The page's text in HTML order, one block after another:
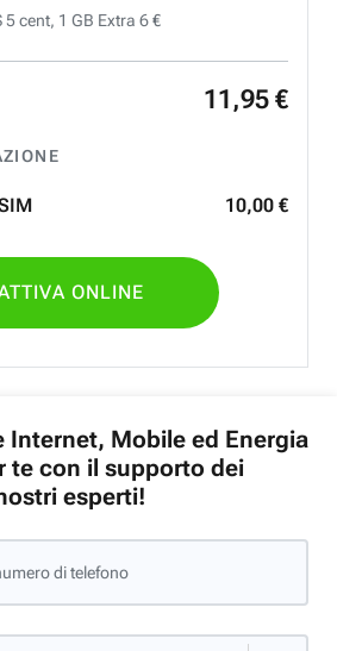
cent, 1 GB Extra 6 €
11 ,95 €
10,00 €
ONLINE
Internet, Mobile ed Energia
te con il supporto dei
esperti!
di telefono